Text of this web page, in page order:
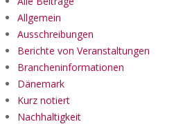
Allgemein
Ausschreibungen
Berichte von Veranstaltungen
Brancheninformationen
Dänemark
Kurz notiert
Nachhaltigkeit